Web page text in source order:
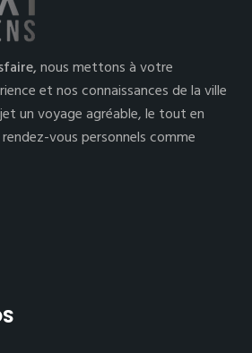
nous mettons à votre
et nos connaissances de la ville
un voyage agréable, le tout en
vous personnels comme